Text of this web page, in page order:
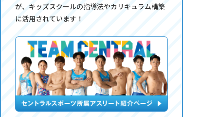
が、キッズスクールの指導法やカリキュラム構築
に活用されています！